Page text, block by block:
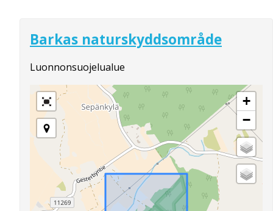
Barkas naturskyddsområde
Luonnonsuojelualue
+
−